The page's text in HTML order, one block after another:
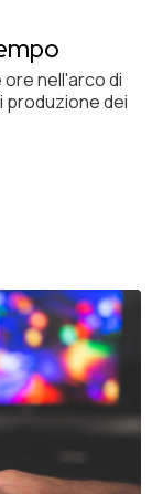
nell'arco di
produzione dei